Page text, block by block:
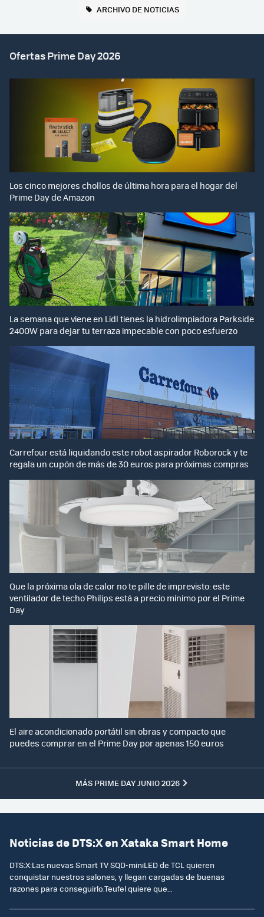
ARCHIVO DE NOTICIAS
Ofertas Prime Day 2026
Los cinco mejores chollos de última hora para el hogar del
Prime Day de Amazon
La semana que viene en Lidl tienes la hidrolimpiadora Parkside
2400W para dejar tu terraza impecable con poco esfuerzo
Carrefour está liquidando este robot aspirador Roborock y te
regala un cupón de más de 30 euros para próximas compras
Que la próxima ola de calor no te pille de imprevisto: este
ventilador de techo Philips está a precio mínimo por el Prime
Day
El aire acondicionado portátil sin obras y compacto que
puedes comprar en el Prime Day por apenas 150 euros
MÁS PRIME DAY JUNIO 2026
Noticias de DTS:X en Xataka Smart Home
DTS:X:Las nuevas Smart TV SQD-miniLED de TCL quieren
conquistar nuestros salones, y llegan cargadas de buenas
razones para conseguirlo.Teufel quiere que...